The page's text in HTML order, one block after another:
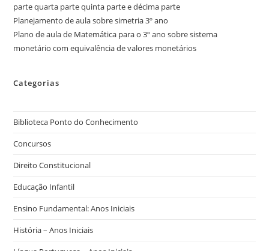
parte quarta parte quinta parte e décima parte
Planejamento de aula sobre simetria 3º ano
Plano de aula de Matemática para o 3º ano sobre sistema
monetário com equivalência de valores monetários
Categorias
Biblioteca Ponto do Conhecimento
Concursos
Direito Constitucional
Educação Infantil
Ensino Fundamental: Anos Iniciais
História – Anos Iniciais